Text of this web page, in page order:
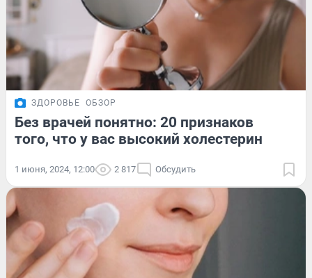
ЗДОРОВЬЕ ОБЗОР
Без врачей понятно: 20 признаков
того, что у вас высокий холестерин
1 июня, 2024, 12:00 2 817 Обсудить